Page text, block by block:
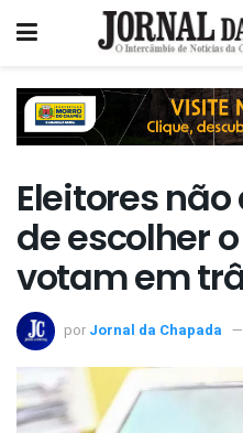
Eleitores
de escolher
votam em
por Jornal da Chapada